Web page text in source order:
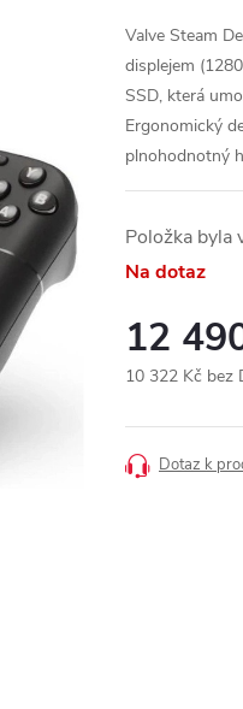
Valve Steam
displejem
SSD, která
Ergonomický
plnohodnotný
Položka byla
Na dotaz
12
10 322 Kč bez
cena:
Dotaz k